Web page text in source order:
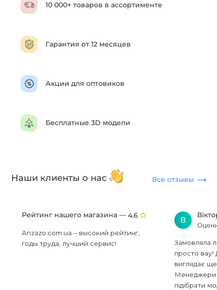
10 000+ товаров в ассортименте
Гарантия от 12 месяцев
Акции для оптовиков
Бесплатные 3D модели
Наши клиенты о нас Все отзывы
Рейтинг нашего магазина — 4.6
Anzazo.com.ua – высокий рейтинг,
годы труда, лучший сервис!
В
Замовляла
просто вау!
виглядає
Менеджери
підібрати